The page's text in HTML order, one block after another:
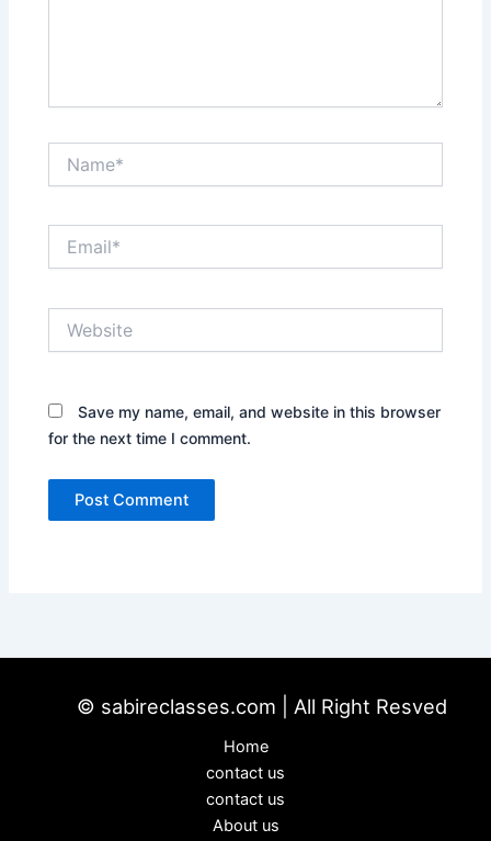
Save my name, email, and website in this browser
for the next time I comment.
© sabireclasses.com | All Right Resved
Home
contact us
contact us
About us